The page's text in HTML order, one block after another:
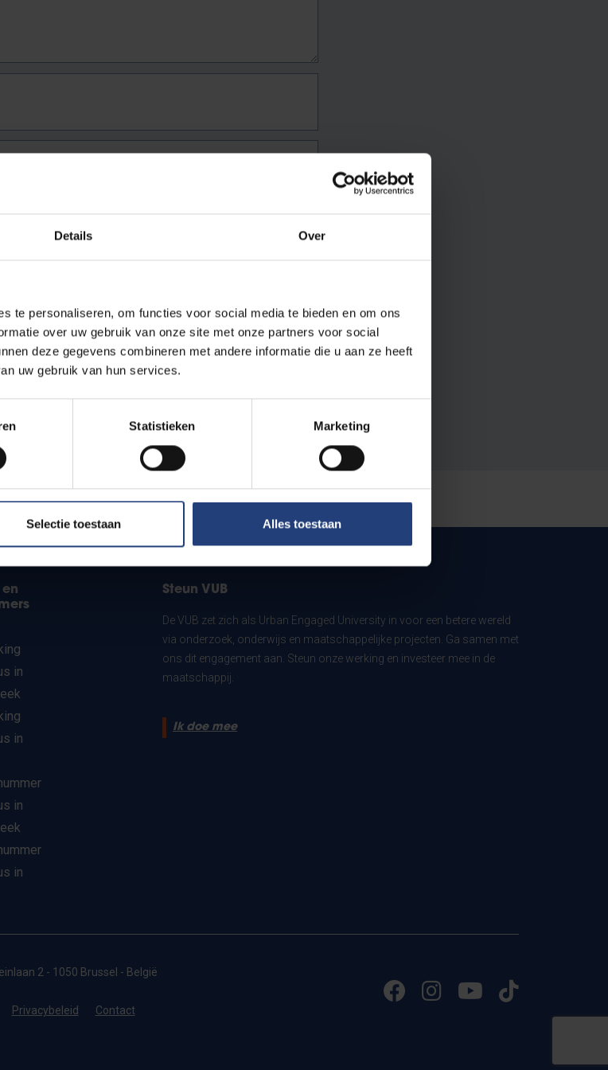
Details Over
te personaliseren, om functies voor social media te bieden en om ons
over uw gebruik van onze site met onze partners voor social
deze gegevens combineren met andere informatie die u aan ze heeft
uw gebruik van hun services.
Statistieken Marketing
Selectie toestaan Alles toestaan
waar je de fout zag.
aan-de-vub/alle-opleidingen
in
in
in
in
Steun VUB
De VUB zet zich als Urban Engaged University in voor een betere wereld
via onderzoek, onderwijs en maatschappelijke projecten. Ga samen met
ons dit engagement aan. Steun onze werking en investeer mee in de
maatschappij.
Ik doe mee
2 - 1050 Brussel - België
Privacybeleid Contact